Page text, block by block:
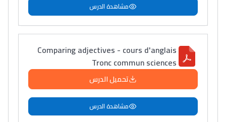
مشاهدة الدرس
Comparing adjectives - cours d'anglais
Tronc commun sciences
تحميل الدرس
مشاهدة الدرس